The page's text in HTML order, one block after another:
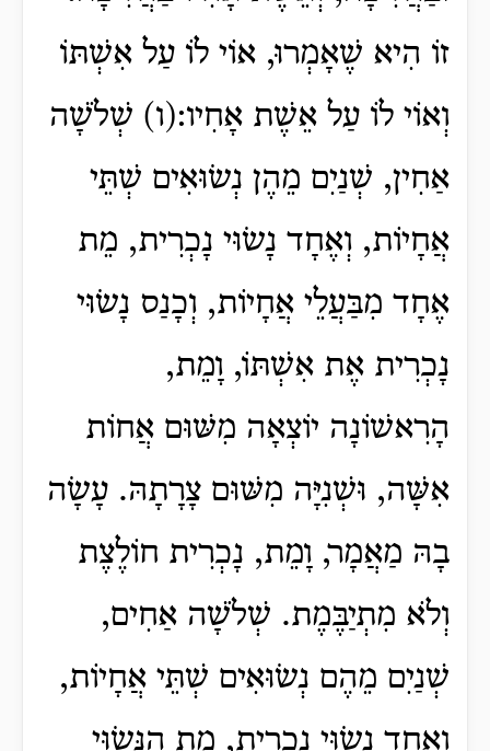
זוֹ הִיא שֶׁאָמְרוּ, אוֹי לוֹ עַל אִשְׁתּוֹ
וְאוֹי לוֹ עַל אֵשֶׁת אָחִיו:(ו) שְׁלֹשָׁה
אַחִין, שְׁנַיִם מֵהֶן נְשׂוּאִים שְׁתֵּי
אֲחָיוֹת, וְאֶחָד נָשׂוּי נָכְרִית, מֵת
אֶחָד מִבַּעֲלֵי אֲחָיוֹת, וְכָנַס נָשׂוּי
נָכְרִית אֶת אִשְׁתּוֹ, וָמֵת,
הָרִאשׁוֹנָה יוֹצְאָה מִשּׁוּם אֲחוֹת
אִשָּׁה, וּשְׁנִיָּה מִשּׁוּם צָרָתָהּ. עָשָׂה
בָהּ מַאֲמָר, וָמֵת, נָכְרִית חוֹלֶצֶת
וְלֹא מִתְיַבֶּמֶת. שְׁלֹשָׁה אַחִים,
שְׁנַיִם מֵהֶם נְשׂוּאִים שְׁתֵּי אֲחָיוֹת,
וְאֶחָד נָשׂוּי נָכְרִית, מֵת הַנָּשׂוּי